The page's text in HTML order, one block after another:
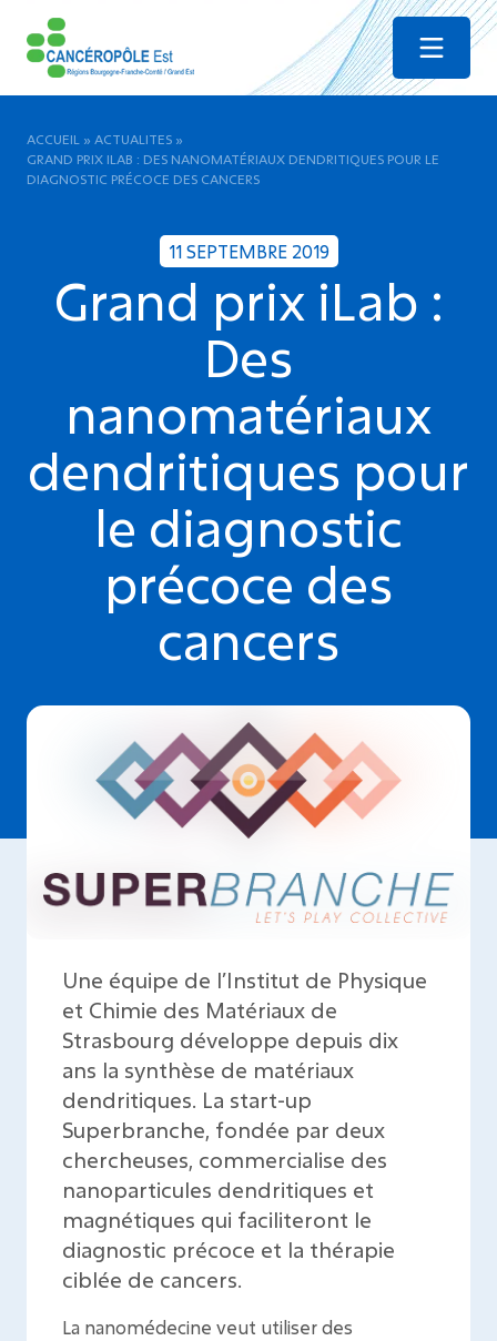
Menu
ACCUEIL » ACTUALITES »
GRAND PRIX ILAB : DES NANOMATÉRIAUX DENDRITIQUES POUR LE
DIAGNOSTIC PRÉCOCE DES CANCERS
11 SEPTEMBRE 2019
Grand prix iLab :
Des
nanomatériaux
dendritiques pour
le diagnostic
précoce des
cancers
Une équipe de l’Institut de Physique
et Chimie des Matériaux de
Strasbourg développe depuis dix
ans la synthèse de matériaux
dendritiques. La start-up
Superbranche, fondée par deux
chercheuses, commercialise des
nanoparticules dendritiques et
magnétiques qui faciliteront le
diagnostic précoce et la thérapie
ciblée de cancers.
La nanomédecine veut utiliser des